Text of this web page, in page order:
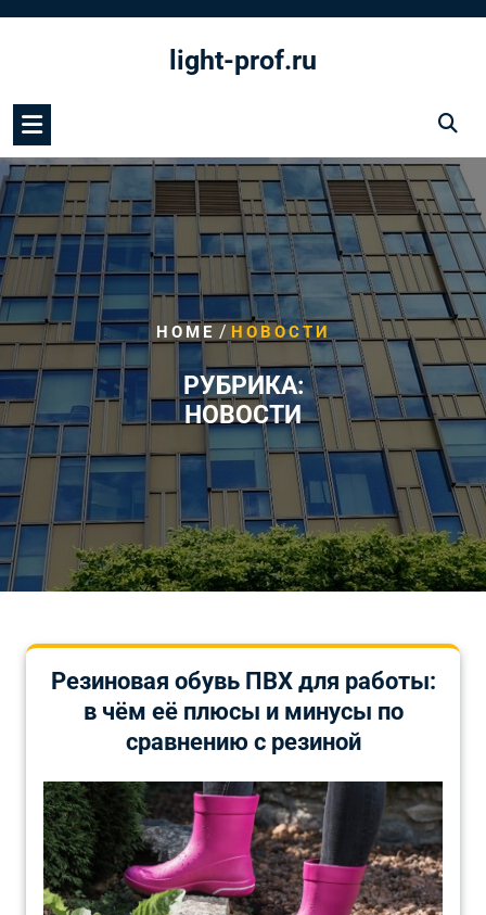
light-prof.ru
HOME / НОВОСТИ
РУБРИКА:
НОВОСТИ
Резиновая обувь ПВХ для работы:
в чём её плюсы и минусы по
сравнению с резиной